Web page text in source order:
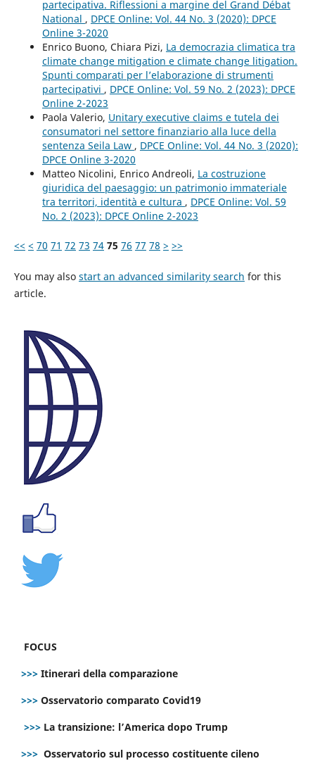
partecipativa. Riflessioni a margine del Grand Débat
National , DPCE Online: Vol. 44 No. 3 (2020): DPCE
Online 3-2020
Enrico Buono, Chiara Pizi, La democrazia climatica tra
climate change mitigation e climate change litigation.
Spunti comparati per l’elaborazione di strumenti
partecipativi , DPCE Online: Vol. 59 No. 2 (2023): DPCE
Online 2-2023
Paola Valerio, Unitary executive claims e tutela dei
consumatori nel settore finanziario alla luce della
sentenza Seila Law , DPCE Online: Vol. 44 No. 3 (2020):
DPCE Online 3-2020
Matteo Nicolini, Enrico Andreoli, La costruzione
giuridica del paesaggio: un patrimonio immateriale
tra territori, identità e cultura , DPCE Online: Vol. 59
No. 2 (2023): DPCE Online 2-2023
<< < 70 71 72 73 74 75 76 77 78 > >>
You may also start an advanced similarity search for this
article.
FOCUS
>>> Itinerari della comparazione
>>> Osservatorio comparato Covid19
>>> La transizione: l’America dopo Trump
>>> Osservatorio sul processo costituente cileno